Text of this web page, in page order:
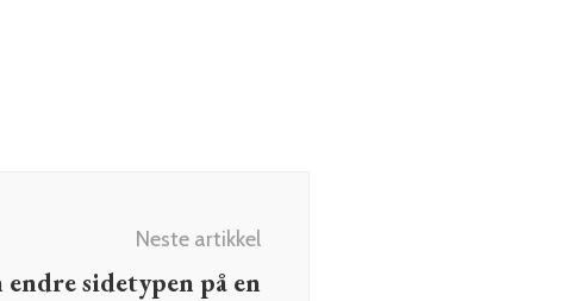
Neste artikkel
sidetypen på en